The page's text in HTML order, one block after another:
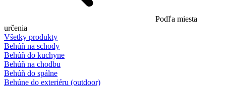
Podľa miesta
určenia
Všetky produkty
Behúň na schody
Behúň do kuchyne
Behúň na chodbu
Behúň do spálne
Behúne do exteriéru (outdoor)